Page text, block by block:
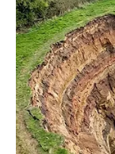
Karmička
Strpljenje koje
rezultate.
Nagrada